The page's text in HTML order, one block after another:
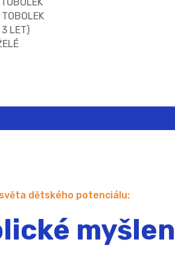
LET)
dětského potenciálu: